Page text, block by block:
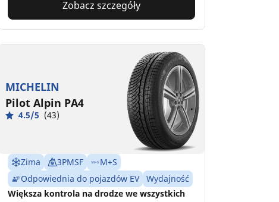
Zobacz szczegóły
MICHELIN
Pilot Alpin PA4
4.5/5 (43)
Zima 3PMSF
M+S
Odpowiednia do pojazdów EV
Wydajność
Większa kontrola na drodze we wszystkich